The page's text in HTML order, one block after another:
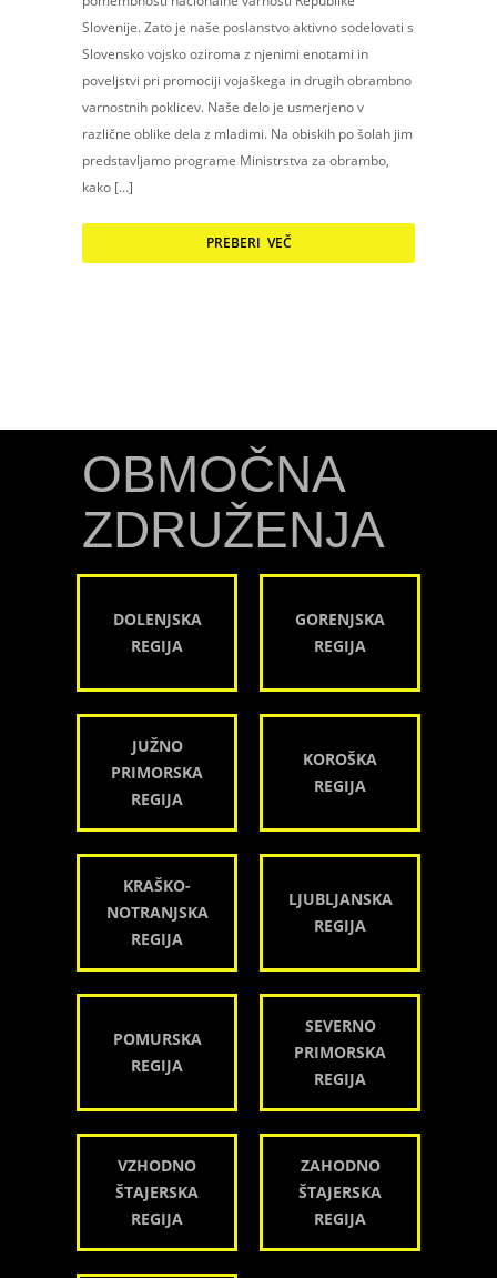
Slovenije. Zato je naše poslanstvo aktivno sodelovati s
Slovensko vojsko oziroma z njenimi enotami in
poveljstvi pri promociji vojaškega in drugih obrambno
varnostnih poklicev. Naše delo je usmerjeno v
različne oblike dela z mladimi. Na obiskih po šolah jim
predstavljamo programe Ministrstva za obrambo,
kako […]
PREBERI VEČ
OBMOČNA
ZDRUŽENJA
DOLENJSKA
REGIJA
GORENJSKA
REGIJA
JUŽNO
PRIMORSKA
REGIJA
KOROŠKA
REGIJA
KRAŠKO-
NOTRANJSKA
REGIJA
LJUBLJANSKA
REGIJA
POMURSKA
REGIJA
SEVERNO
PRIMORSKA
REGIJA
VZHODNO
ŠTAJERSKA
REGIJA
ZAHODNO
ŠTAJERSKA
REGIJA